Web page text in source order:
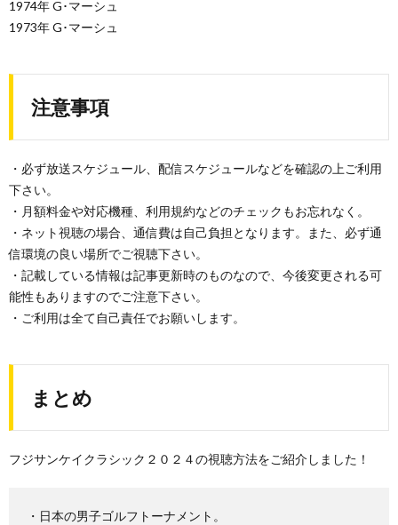
1974年 G･マーシュ
1973年 G･マーシュ
注意事項
・必ず放送スケジュール、配信スケジュールなどを確認の上ご利用
下さい。
・月額料金や対応機種、利用規約などのチェックもお忘れなく。
・ネット視聴の場合、通信費は自己負担となります。また、必ず通
信環境の良い場所でご視聴下さい。
・記載している情報は記事更新時のものなので、今後変更される可
能性もありますのでご注意下さい。
・ご利用は全て自己責任でお願いします。
まとめ
フジサンケイクラシック２０２４の視聴方法をご紹介しました！
・日本の男子ゴルフトーナメント。